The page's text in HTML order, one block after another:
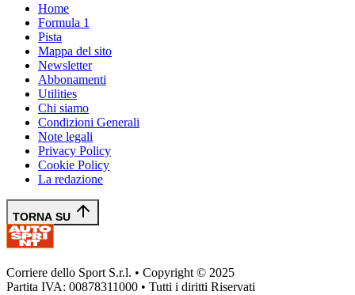
Home
Formula 1
Pista
Mappa del sito
Newsletter
Abbonamenti
Utilities
Chi siamo
Condizioni Generali
Note legali
Privacy Policy
Cookie Policy
La redazione
TORNA SU
Corriere dello Sport S.r.l. • Copyright © 2025
Partita IVA: 00878311000 • Tutti i diritti Riservati